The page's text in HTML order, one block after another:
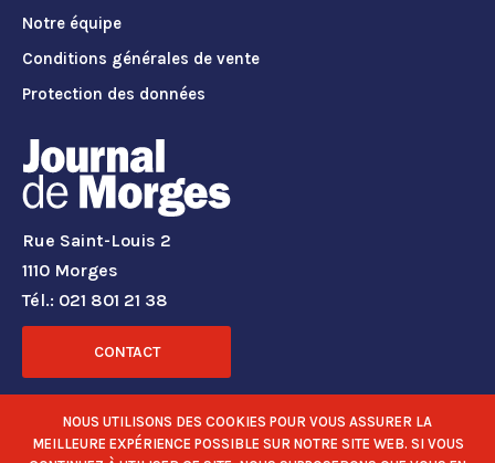
Notre équipe
Conditions générales de vente
Protection des données
Rue Saint-Louis 2
1110 Morges
Tél.: 021 801 21 38
CONTACT
RÉSEAUX SOCIAUX
NOUS UTILISONS DES COOKIES POUR VOUS ASSURER LA
MEILLEURE EXPÉRIENCE POSSIBLE SUR NOTRE SITE WEB. SI VOUS